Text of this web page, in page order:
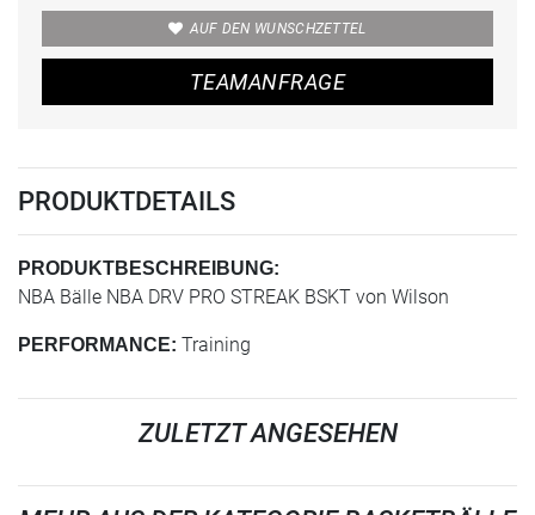
AUF DEN WUNSCHZETTEL
TEAMANFRAGE
PRODUKTDETAILS
PRODUKTBESCHREIBUNG:
NBA Bälle NBA DRV PRO STREAK BSKT von Wilson
PERFORMANCE: Training
ZULETZT ANGESEHEN